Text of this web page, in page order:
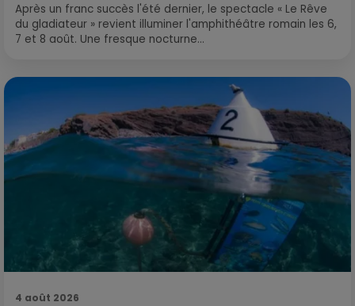
Après un franc succès l'été dernier, le spectacle « Le Rêve
du gladiateur » revient illuminer l'amphithéâtre romain les 6,
7 et 8 août. Une fresque nocturne...
4 août 2026